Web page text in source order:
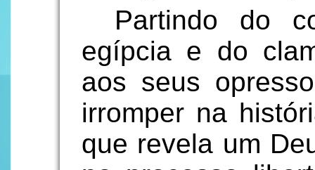
Partindo do
egípcia e do
aos seus
irromper na
que revela um